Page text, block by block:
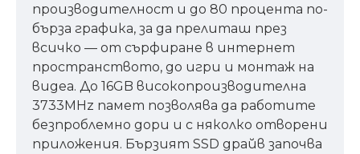
производителност и до 80 процента по-
бърза графика, за да прелиташ през
всичко — от сърфиране в интернет
пространството, до игри и монтаж на
видеа. До 16GB високопроизводителна
3733MHz памет позволява да работите
безпроблемно дори и с няколко отворени
приложения. Бързият SSD драйв започва